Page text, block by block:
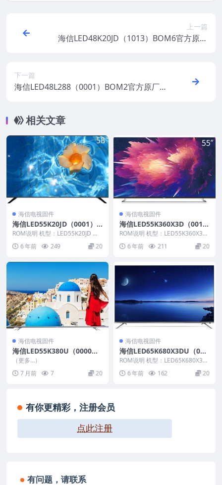
上一篇
海信LED48K20JD（1013）BOM6官方原厂
下一篇
海信LED48L288（0001）BOM2官方原厂U
相关文章
海信电视固件
海信LED55K20JD（0001）B
OM2官方原厂USB刷机电视
固件包
ROM说明 机型：LED55K20JD 固
件版本：（0001） BOM：2 海
信...6 年前 249 20
海信电视固件
海信LED55K360X3D（001
1）BOM2官方原厂USB刷机
电视固件包
ROM说明 机型：LED55K360X3D
固件版本：（0011） BOM：2 ...
6 年前 211 20
海信电视固件
海信LED55K380U（0000）
BOM1出现屏自检问题的软件
数据20140805_U盘刷机固件
（更多…）
7 月前
7 20
海信电视固件
海信LED65K680X3DU（000
0）BOM1_C007_20140620
官方原厂USB刷机电视固件包
ROM说明 机型：LED65K680X3D
U 固件版本：（0000） BOM：
1... 6 年前 162 20
有你更精彩，注册会员
点此注册
有问题，请联系